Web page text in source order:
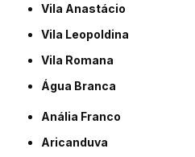
Vila Anastácio
Vila Leopoldina
Vila Romana
Água Branca
Anália Franco
Aricanduva